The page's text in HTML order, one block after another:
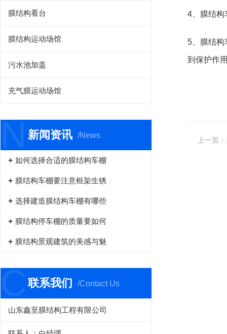
膜结构看台
膜结构运动场馆
污水池加盖
充气膜运动场馆
N 新闻资讯 /News
如何选择合适的膜结构车棚
膜结构车棚要注意框架生锈
选择建造膜结构车棚有哪些
膜结构停车棚的质量要如何
膜结构景观建筑的美感与魅
C 联系我们 /Contact Us
山东鑫至膜结构工程有限公司
4、膜结构
5、膜结构
到保护作
上一页：